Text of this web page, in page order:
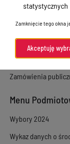
e-Puap/ e-
Petycje
Praca
Akty prawne
Zamówienia
Menu
Wybory 2024
Wykaz danych o
statystycznych
Zamknięcie tego okna
Akceptuję